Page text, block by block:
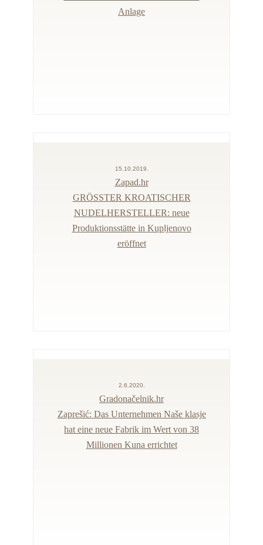
Anlage
15.10.2019.
Zapad.hr
GRÖSSTER KROATISCHER
NUDELHERSTELLER: neue
Produktionsstätte in Kupljenovo
eröffnet
2.6.2020.
Gradonačelnik.hr
Zaprešić: Das Unternehmen Naše klasje
hat eine neue Fabrik im Wert von 38
Millionen Kuna errichtet